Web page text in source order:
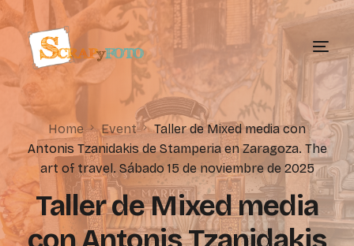
Home Event
Taller de Mixed media con
Antonis Tzanidakis de Stamperia en Zaragoza. The
art of travel. Sábado 15 de noviembre de 2025
Taller de Mixed media